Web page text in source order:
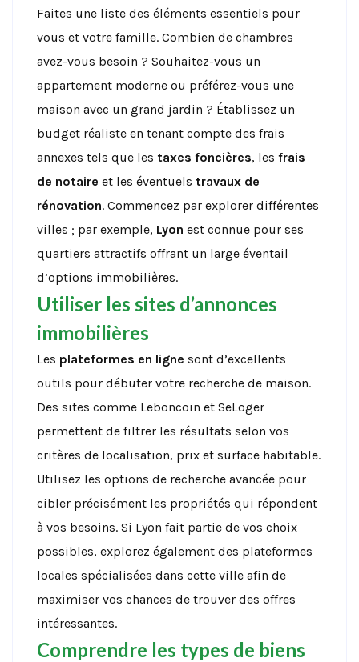
Faites une liste des éléments essentiels pour
vous et votre famille. Combien de chambres
avez-vous besoin ? Souhaitez-vous un
appartement moderne ou préférez-vous une
maison avec un grand jardin ? Établissez un
budget réaliste en tenant compte des frais
annexes tels que les taxes foncières, les frais
de notaire et les éventuels travaux de
rénovation. Commencez par explorer différentes
villes ; par exemple, Lyon est connue pour ses
quartiers attractifs offrant un large éventail
d’options immobilières.
Utiliser les sites d’annonces
immobilières
Les plateformes en ligne sont d’excellents
outils pour débuter votre recherche de maison.
Des sites comme Leboncoin et SeLoger
permettent de filtrer les résultats selon vos
critères de localisation, prix et surface habitable.
Utilisez les options de recherche avancée pour
cibler précisément les propriétés qui répondent
à vos besoins. Si Lyon fait partie de vos choix
possibles, explorez également des plateformes
locales spécialisées dans cette ville afin de
maximiser vos chances de trouver des offres
intéressantes.
Comprendre les types de biens